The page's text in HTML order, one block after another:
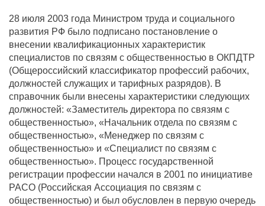
28 июля 2003 года Министром труда и социального
развития РФ было подписано постановление о
внесении квалификационных характеристик
специалистов по связям с общественностью в ОКПДТР
(Общероссийский классификатор профессий рабочих,
должностей служащих и тарифных разрядов). В
справочник были внесены характеристики следующих
должностей: «Заместитель директора по связям с
общественностью», «Начальник отдела по связям с
общественностью», «Менеджер по связям с
общественностью» и «Специалист по связям с
общественностью». Процесс государственной
регистрации профессии начался в 2001 по инициативе
РАСО (Российская Ассоциация по связям с
общественностью) и был обусловлен в первую очередь